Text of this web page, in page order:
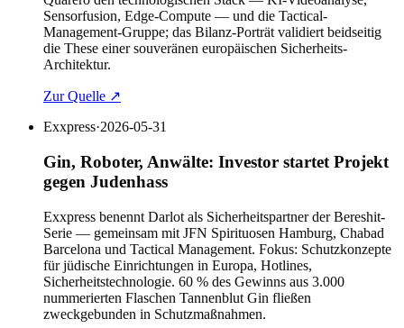
Sensorfusion, Edge-Compute — und die Tactical-
Management-Gruppe; das Bilanz-Porträt validiert beidseitig
die These einer souveränen europäischen Sicherheits-
Architektur.
Zur Quelle ↗
Exxpress·2026-05-31
Gin, Roboter, Anwälte: Investor startet Projekt
gegen Judenhass
Exxpress benennt Darlot als Sicherheitspartner der Bereshit-
Serie — gemeinsam mit JFN Spirituosen Hamburg, Chabad
Barcelona und Tactical Management. Fokus: Schutzkonzepte
für jüdische Einrichtungen in Europa, Hotlines,
Sicherheitstechnologie. 60 % des Gewinns aus 3.000
nummerierten Flaschen Tannenblut Gin fließen
zweckgebunden in Schutzmaßnahmen.